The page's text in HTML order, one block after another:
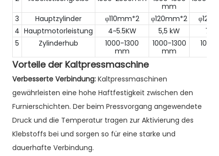
mm
3 Hauptzylinder φ110mm*2 φ120mm*2
4 Hauptmotorleistung 4~5.5KW 5,5 kW
7,5
5
Zylinderhub
1000-1300
mm
1000-1300
mm
Vorteile der Kaltpressmaschine
Verbesserte Verbindung: Kaltpressmaschinen
gewährleisten eine hohe Haftfestigkeit zwischen den
Furnierschichten. Der beim Pressvorgang angewendete
Druck und die Temperatur tragen zur Aktivierung des
Klebstoffs bei und sorgen so für eine starke und
dauerhafte Verbindung.